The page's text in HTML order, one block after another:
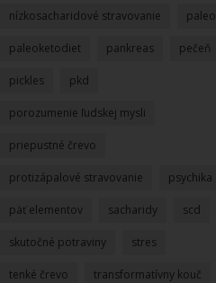
nízkosacharidové stravovanie paleo
paleoketodiet pankreas pečeň
pickles pkd
porozumenie ľudskej mysli
priepustné črevo
protizápalové stravovanie psychika
päť elementov sacharidy scd
skutočné potraviny stres
tenké črevo transformatívny kouč